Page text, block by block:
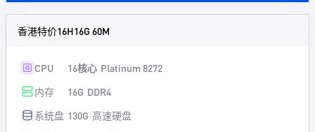
香港特价16H16G 60M
CPU 16核心 Platinum 8272
内存
16G DDR4
系统盘 130G 高速硬盘